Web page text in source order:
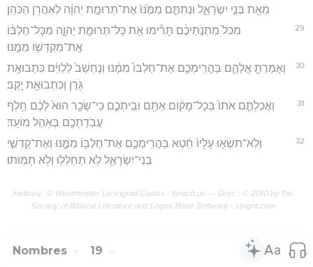
מֵאֵ֖ת בְּנֵ֣י יִשְׂרָאֵ֑ל וּנְתַתֶּ֤ם מִמֶּ֙נּוּ֙ אֶת־תְּרוּמַ֣ת יְהוָ֔ה לְאַהֲרֹ֖ן הַכֹּהֵֽן׃
29
מִכֹּל֙ מַתְּנֹ֣תֵיכֶ֔ם תָּרִ֕ימוּ אֵ֖ת כָּל־תְּרוּמַ֣ת יְהוָ֑ה מִכָּל־חֶלְבּ֔וֹ
אֶֽת־מִקְדְּשׁ֖וֹ מִמֶּֽנּוּ׃
30
וְאָמַרְתָּ֖ אֲלֵהֶ֑ם בַּהֲרִֽימְכֶ֤ם אֶת־חֶלְבּוֹ֙ מִמֶּ֔נּוּ וְנֶחְשַׁב֙ לַלְוִיִּ֔ם כִּתְבוּאַ֥ת
גֹּ֖רֶן וְכִתְבוּאַ֥ת יָֽקֶב׃
31
וַאֲכַלְתֶּ֤ם אֹתוֹ֙ בְּכָל־מָק֔וֹם אַתֶּ֖ם וּבֵֽיתְכֶ֑ם כִּֽי־שָׂכָ֥ר הוּא֙ לָכֶ֔ם חֵ֥לֶף
עֲבֹֽדַתְכֶ֖ם בְּאֹ֥הֶל מוֹעֵֽד׃
32
וְלֹֽא־תִשְׂא֤וּ עָלָיו֙ חֵ֔טְא בַּהֲרִֽימְכֶ֥ם אֶת־חֶלְבּ֖וֹ מִמֶּ֑נּוּ וְאֶת־קָדְשֵׁ֧י
בְנֵי־יִשְׂרָאֵ֛ל לֹ֥א תְחַלְּל֖וּ וְלֹ֥א תָמֽוּתוּ׃
Hébreu : © Westminster Leningrad Codex - tanach.us --- Grec : © 2010 by the
Society of Biblical Literature and Logos Bible Software - sblgnt.com
Nombres 19